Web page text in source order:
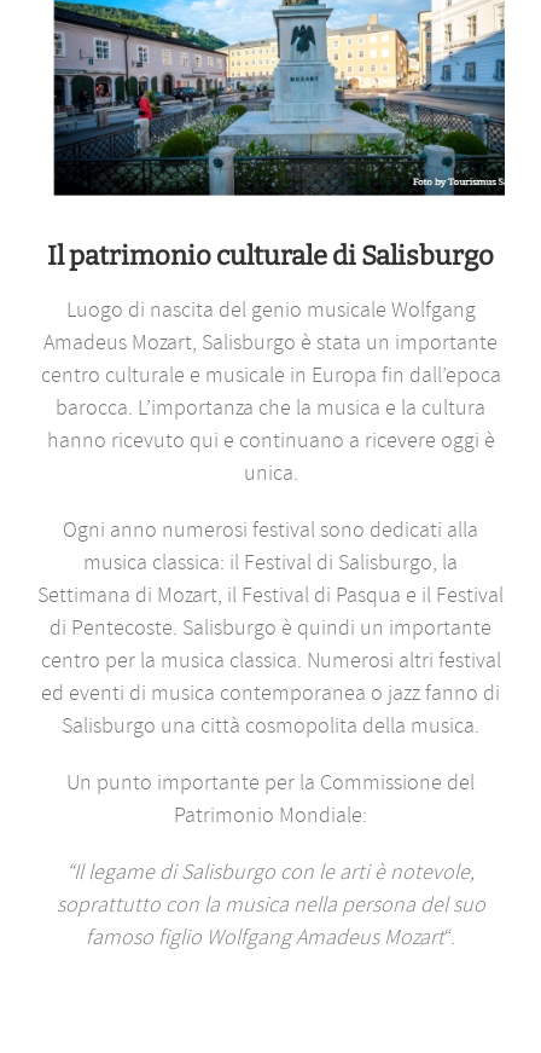
Il patrimonio culturale di Salisburgo
Luogo di nascita del genio musicale Wolfgang
Amadeus Mozart, Salisburgo è stata un importante
centro culturale e musicale in Europa fin dall’epoca
barocca. L’importanza che la musica e la cultura
hanno ricevuto qui e continuano a ricevere oggi è
unica.
Ogni anno numerosi festival sono dedicati alla
musica classica: il Festival di Salisburgo, la
Settimana di Mozart, il Festival di Pasqua e il Festival
di Pentecoste. Salisburgo è quindi un importante
centro per la musica classica. Numerosi altri festival
ed eventi di musica contemporanea o jazz fanno di
Salisburgo una città cosmopolita della musica.
Un punto importante per la Commissione del
Patrimonio Mondiale:
“Il legame di Salisburgo con le arti è notevole,
soprattutto con la musica nella persona del suo
famoso figlio Wolfgang Amadeus Mozart“.